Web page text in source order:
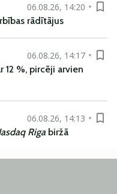
06.08.26, 14:20
rādītājus
06.08.26, 14:17
%, pircēji arvien
06.08.26, 14:13
Riga biržā